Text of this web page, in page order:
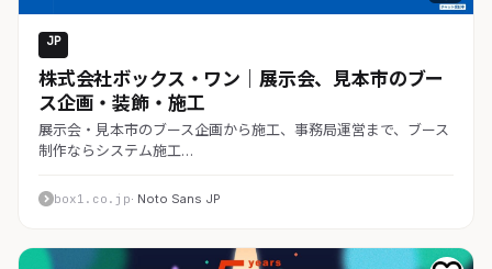
JP
株式会社ボックス・ワン｜展示会、見本市のブー
ス企画・装飾・施工
展示会・見本市のブース企画から施工、事務局運営まで、ブース
制作ならシステム施工…
box1.co.jp· Noto Sans JP